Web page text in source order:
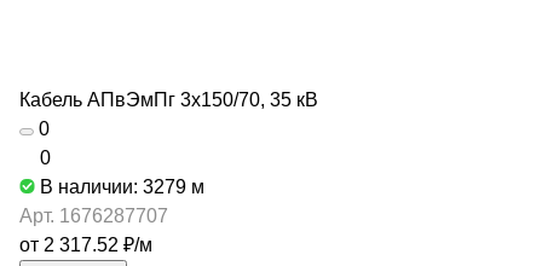
Кабель АПвЭмПг 3х150/70, 35 кВ
0
0
В наличии: 3279 м
Арт. 1676287707
от 2 317.52 ₽/м